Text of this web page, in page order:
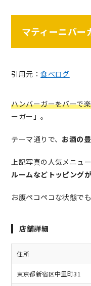
マティーニバー
引用元：食べログ
ハンバーガーをバーで
ーガー」。
テーマ通りで、 お酒の
上記写真の人気メニュ
ルームなどトッピング
お腹ペコペコな状態で
店舗詳細
住所
東京都新宿区中里町31